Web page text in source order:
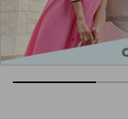
NK61-TS-1/
22,900